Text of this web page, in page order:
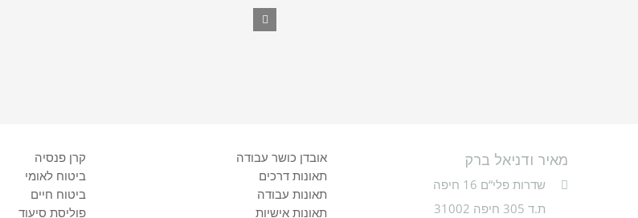
מאיר ודניאל ברק
שדרות פלי“ם 16 חיפה
ת.ד 305 חיפה 31002
אובדן כושר עבודה
תאונות דרכים
תאונות עבודה
תאונות אישיות
קרן פנסיה
ביטוח לאומי
ביטוח חיים
פוליסת סיעוד